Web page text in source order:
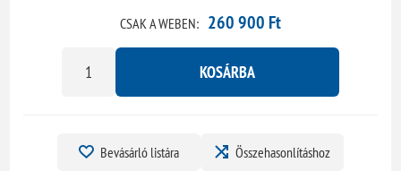
CSAK A WEBEN: 260 900 Ft
KOSÁRBA
Bevásárló listára Összehasonlításhoz